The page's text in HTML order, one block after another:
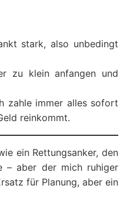
stark, also unbedingt
zu klein anfangen und
zahle immer alles sofort
reinkommt.
ein Rettungsanker, den
– aber der mich ruhiger
für Planung, aber ein